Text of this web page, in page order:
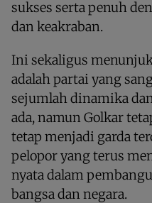
sukses serta penuh
dan keakraban.
Ini sekaligus
adalah partai yang
sejumlah dinamika
ada, namun Golkar
tetap menjadi garda
pelopor yang terus
nyata dalam
bangsa dan negara.